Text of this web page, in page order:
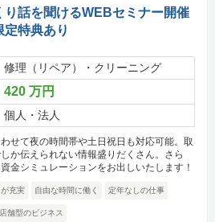
り話を聞けるWEBセミナー開催
特典あり
修理（リペア）・クリーニング
420 万円
個人・法人
せて夜の時間帯や土日祝日も対応可能。取
か伝えられない情報盛りだくさん。さら
金シミュレーションをお出しいたします！
充実 自由な時間に働く 定年なしの仕事
舗型のビジネス